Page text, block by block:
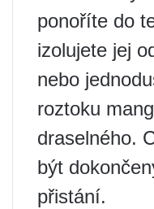
ponoříte do
izolujete jej
nebo
roztoku
draselného.
být
přistání.